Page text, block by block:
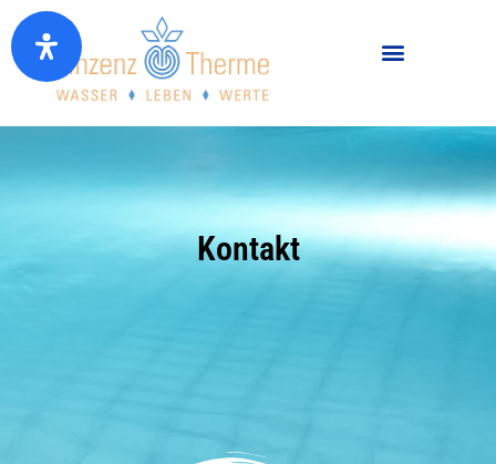
Kontakt